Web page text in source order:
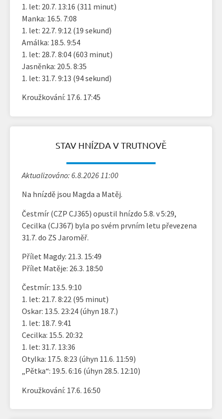
1. let: 20.7. 13:16 (311 minut)
Manka: 16.5. 7:08
1. let: 22.7. 9:12 (19 sekund)
Amálka: 18.5. 9:54
1. let: 28.7. 8:04 (603 minut)
Jasněnka: 20.5. 8:35
1. let: 31.7. 9:13 (94 sekund)
Kroužkování: 17.6. 17:45
STAV HNÍZDA V TRUTNOVĚ
Aktualizováno: 6.8.2026 11:00
Na hnízdě jsou Magda a Matěj.
Čestmír (CZP CJ365) opustil hnízdo 5.8. v 5:29,
Cecilka (CJ367) byla po svém prvním letu převezena
31.7. do ZS Jaroměř.
Přílet Magdy: 21.3. 15:49
Přílet Matěje: 26.3. 18:50
Čestmír: 13.5. 9:10
1. let: 21.7. 8:22 (95 minut)
Oskar: 13.5. 23:24 (úhyn 18.7.)
1. let: 18.7. 9:41
Cecilka: 15.5. 20:32
1. let: 31.7. 13:36
Otylka: 17.5. 8:23 (úhyn 11.6. 11:59)
„Pětka“: 19.5. 6:16 (úhyn 28.5. 12:10)
Kroužkování: 17.6. 16:50